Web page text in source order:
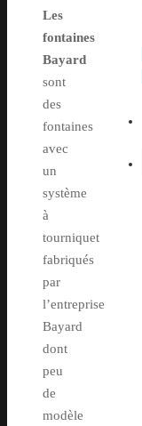
Les
fontaines
Bayard
sont
des
fontaines
avec
un
système
à
tourniquet
fabriqués
par
l’entreprise
Bayard
dont
peu
de
modèle